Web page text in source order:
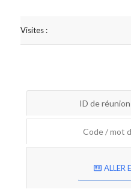
Visites :
ID de réunion
Code / mot
ALLER